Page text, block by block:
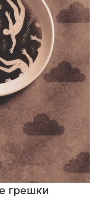
грешки